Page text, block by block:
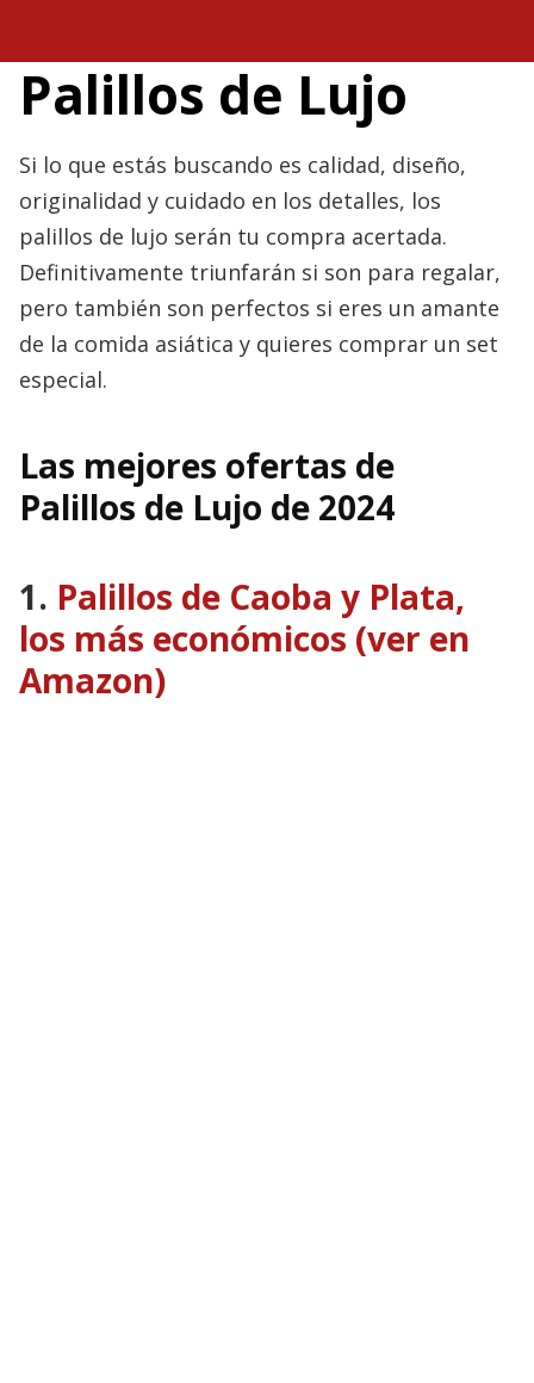
contenido
Palillos de Lujo
Si lo que estás buscando es calidad, diseño,
originalidad y cuidado en los detalles, los
palillos de lujo serán tu compra acertada.
Definitivamente triunfarán si son para regalar,
pero también son perfectos si eres un amante
de la comida asiática y quieres comprar un set
especial.
Las mejores ofertas de
Palillos de Lujo de 2024
1. Palillos de Caoba y Plata,
los más económicos (ver en
Amazon)